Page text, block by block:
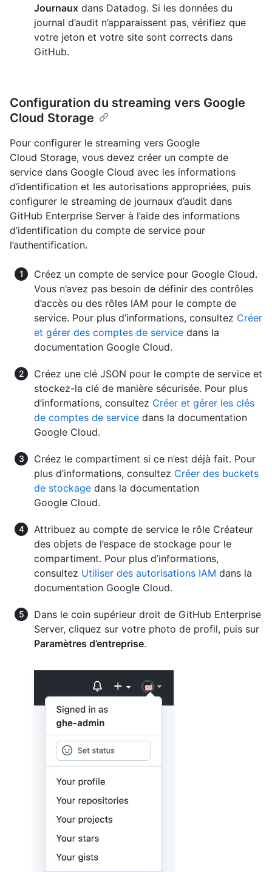
Journaux dans Datadog. Si les données du
journal d’audit n’apparaissent pas, vérifiez que
votre jeton et votre site sont corrects dans
GitHub.
Configuration du streaming vers Google
Cloud Storage
Pour configurer le streaming vers Google
Cloud Storage, vous devez créer un compte de
service dans Google Cloud avec les informations
d’identification et les autorisations appropriées, puis
configurer le streaming de journaux d’audit dans
GitHub Enterprise Server à l’aide des informations
d’identification du compte de service pour
l’authentification.
Créez un compte de service pour Google Cloud.
Vous n’avez pas besoin de définir des contrôles
d’accès ou des rôles IAM pour le compte de
service. Pour plus d’informations, consultez Créer
et gérer des comptes de service dans la
documentation Google Cloud.
Créez une clé JSON pour le compte de service et
stockez-la clé de manière sécurisée. Pour plus
d’informations, consultez Créer et gérer les clés
de comptes de service dans la documentation
Google Cloud.
Créez le compartiment si ce n’est déjà fait. Pour
plus d’informations, consultez Créer des buckets
de stockage dans la documentation
Google Cloud.
Attribuez au compte de service le rôle Créateur
des objets de l’espace de stockage pour le
compartiment. Pour plus d’informations,
consultez Utiliser des autorisations IAM dans la
documentation Google Cloud.
Dans le coin supérieur droit de GitHub Enterprise
Server, cliquez sur votre photo de profil, puis sur
Paramètres d’entreprise.